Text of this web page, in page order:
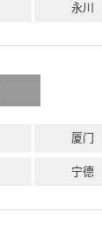
永川
厦门
宁德